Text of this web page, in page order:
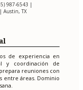
987-6543 |
Austin, TX
de experiencia en
y coordinación de
reuniones con
entre áreas. Dominio